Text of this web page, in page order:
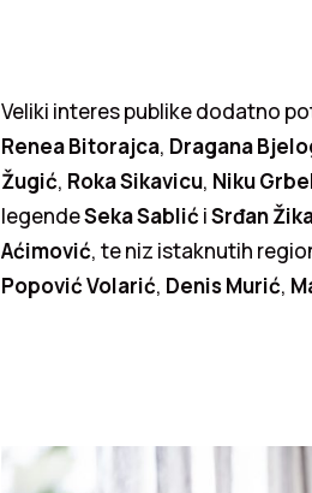
Veliki interes publike dodatno
Renea Bitorajca, Dragana
Žugić, Roka Sikavicu, Niku
legendeSeka Sablić iSrđan
Aćimović, te niz istaknutih
Popović Volarić, Denis Murić,